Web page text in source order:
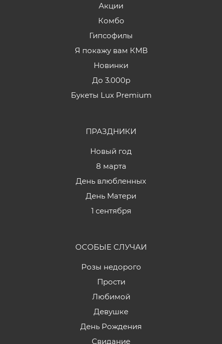
Акции
Комбо
Гипсофилы
Я покажу вам КМВ
Новинки
До 3.000р
Букеты Lux Premium
ПРАЗДНИКИ
Новый год
8 марта
День влюбленных
День Матери
1 сентября
ОСОБЫЕ СЛУЧАИ
Розы недорого
Прости
Любимой
Девушке
День Рождения
Свидание